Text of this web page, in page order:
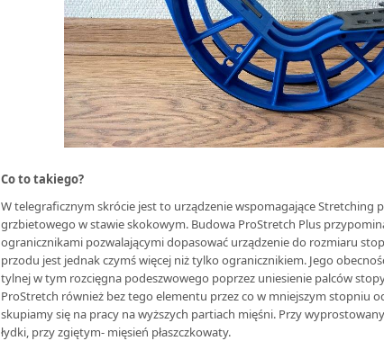
Co to takiego?
W telegraficznym skrócie jest to urządzenie wspomagające Stretching
grzbietowego w stawie skokowym. Budowa ProStretch Plus
ogranicznikami pozwalającymi dopasować urządzenie do rozmiaru
przodu jest jednak czymś więcej niż tylko ogranicznikiem. Jego
tylnej w tym rozcięgna podeszwowego poprzez uniesienie palców
ProStretch również bez tego elementu przez co w mniejszym stopniu
skupiamy się na pracy na wyższych partiach mięśni. Przy
łydki, przy zgiętym- mięsień płaszczkowaty.